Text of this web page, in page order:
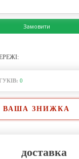
Замовити
0
ВАША ЗНИЖКА
доставка